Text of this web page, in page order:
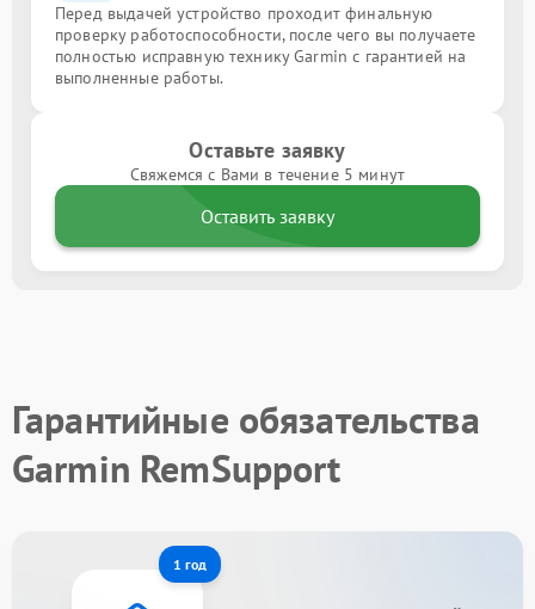
Перед выдачей устройство проходит финальную
проверку работоспособности, после чего вы получаете
полностью исправную технику Garmin с гарантией на
выполненные работы.
Оставьте заявку
Свяжемся с Вами в течение 5 минут
Оставить заявку
Гарантийные обязательства
Garmin RemSupport
1 год